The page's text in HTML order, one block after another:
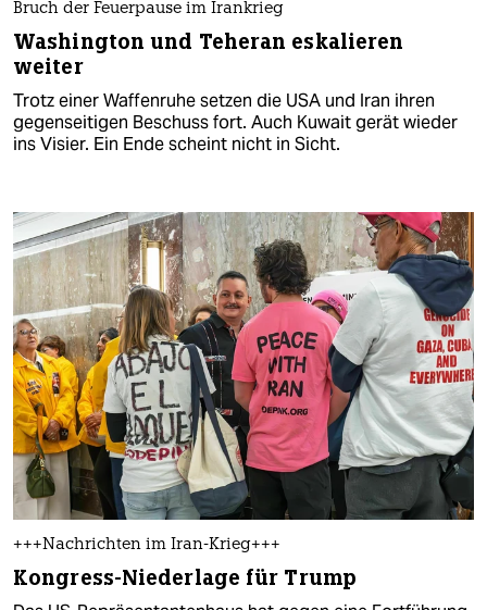
Bruch der Feuerpause im Irankrieg
Washington und Teheran eskalieren
weiter
Trotz einer Waffenruhe setzen die USA und Iran ihren
gegenseitigen Beschuss fort. Auch Kuwait gerät wieder
ins Visier. Ein Ende scheint nicht in Sicht.
+++Nachrichten im Iran-Krieg+++
Kongress-Niederlage für Trump